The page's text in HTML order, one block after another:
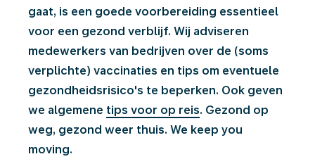
gaat, is een goede voorbereiding essentieel
voor een gezond verblijf. Wij adviseren
medewerkers van bedrijven over de (soms
verplichte) vaccinaties en tips om eventuele
gezondheidsrisico's te beperken. Ook geven
we algemene tips voor op reis. Gezond op
weg, gezond weer thuis. We keep you
moving.